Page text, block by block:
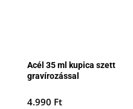
Acél 35 ml kupica szett
gravírozással
4.990 Ft